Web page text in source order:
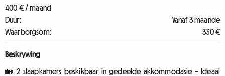
400 € / maand
Duur:
Vanaf 3 maande
Waarborgsom:
330 €
Beskrywing
🏡 2 slaapkamers beskikbaar in gedeelde akkommodasie – Ideaal